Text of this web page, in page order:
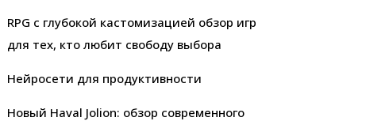
RPG с глубокой кастомизацией обзор игр
для тех, кто любит свободу выбора
Нейросети для продуктивности
Новый Haval Jolion: обзор современного